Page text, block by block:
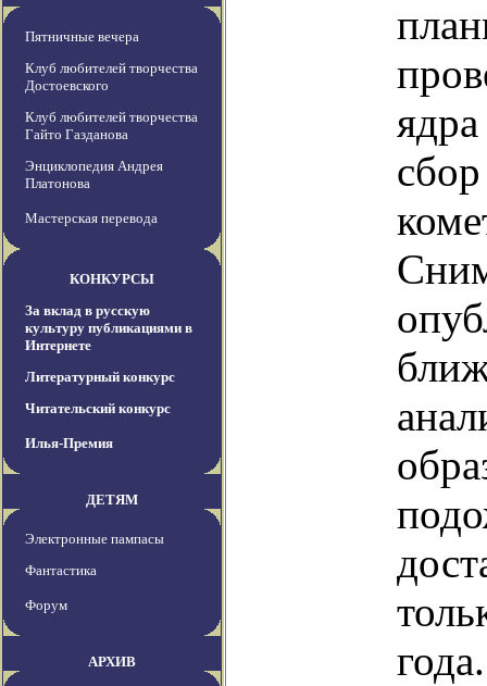
Пятничные вечера
Клуб любителей творчества
Достоевского
Клуб любителей творчества
Гайто Газданова
Энциклопедия Андрея
Платонова
Мастерская перевода
КОНКУРСЫ
За вклад в русскую
культуру публикациями в
Интернете
Литературный конкурс
Читательский конкурс
Илья-Премия
ДЕТЯМ
Электронные пампасы
Фантастика
Форум
АРХИВ
года.